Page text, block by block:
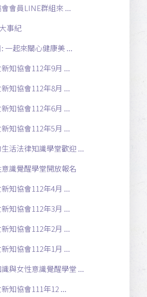
會員LINE群組來 ...
事紀
一起來關心健康美 ...
知協會112年9月 ...
知協會112年8月 ...
知協會112年6月 ...
知協會112年5月 ...
活法律知識學堂歡迎 ...
識覺醒學堂開放報名
知協會112年4月 ...
知協會112年3月 ...
知協會112年2月 ...
知協會112年1月 ...
與女性意識覺醒學堂 ...
知協會111年12 ...